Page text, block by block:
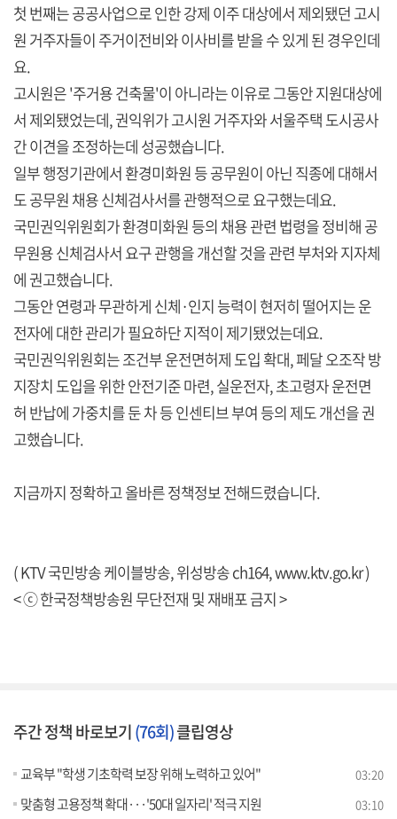
첫 번째는 공공사업으로 인한 강제 이주 대상에서 제외됐던 고시
원 거주자들이 주거이전비와 이사비를 받을 수 있게 된 경우인데
요.
고시원은 '주거용 건축물'이 아니라는 이유로 그동안 지원대상에
서 제외됐었는데, 권익위가 고시원 거주자와 서울주택 도시공사
간 이견을 조정하는데 성공했습니다.
일부 행정기관에서 환경미화원 등 공무원이 아닌 직종에 대해서
도 공무원 채용 신체검사서를 관행적으로 요구했는데요.
국민권익위원회가 환경미화원 등의 채용 관련 법령을 정비해 공
무원용 신체검사서 요구 관행을 개선할 것을 관련 부처와 지자체
에 권고했습니다.
그동안 연령과 무관하게 신체·인지 능력이 현저히 떨어지는 운
전자에 대한 관리가 필요하단 지적이 제기됐었는데요.
국민권익위원회는 조건부 운전면허제 도입 확대, 페달 오조작 방
지장치 도입을 위한 안전기준 마련, 실운전자, 초고령자 운전면
허 반납에 가중치를 둔 차 등 인센티브 부여 등의 제도 개선을 권
고했습니다.
지금까지 정확하고 올바른 정책정보 전해드렸습니다.
( KTV 국민방송 케이블방송, 위성방송 ch164,www.ktv.go.kr)
< ⓒ 한국정책방송원 무단전재 및 재배포 금지 >
주간 정책 바로보기(76회)클립영상
교육부 "학생 기초학력 보장 위해 노력하고 있어" 03:20
맞춤형 고용정책 확대···'50대 일자리' 적극 지원 03:10